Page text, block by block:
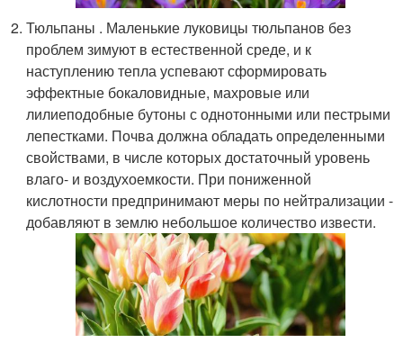
Тюльпаны . Маленькие луковицы тюльпанов без
проблем зимуют в естественной среде, и к
наступлению тепла успевают сформировать
эффектные бокаловидные, махровые или
лилиеподобные бутоны с однотонными или пестрыми
лепестками. Почва должна обладать определенными
свойствами, в числе которых достаточный уровень
влаго- и воздухоемкости. При пониженной
кислотности предпринимают меры по нейтрализации -
добавляют в землю небольшое количество извести.